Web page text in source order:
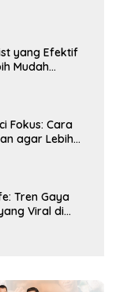
yang Efektif
Mudah
Fokus: Cara
agar Lebih
Tren Gaya
Viral di